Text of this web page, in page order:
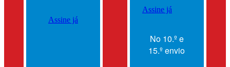
Assine já
Assine já
No 10.º e
15.º envio